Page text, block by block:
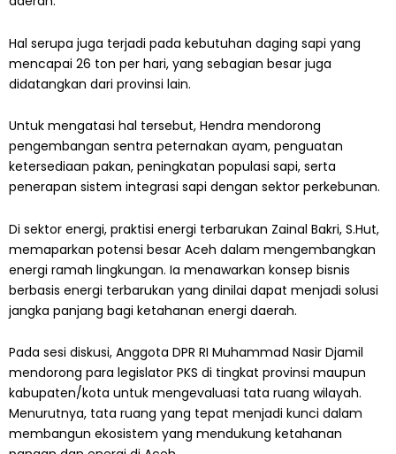
Hal serupa juga terjadi pada kebutuhan daging sapi yang
mencapai 26 ton per hari, yang sebagian besar juga
didatangkan dari provinsi lain.
Untuk mengatasi hal tersebut, Hendra mendorong
pengembangan sentra peternakan ayam, penguatan
ketersediaan pakan, peningkatan populasi sapi, serta
penerapan sistem integrasi sapi dengan sektor perkebunan.
Di sektor energi, praktisi energi terbarukan Zainal Bakri, S.Hut,
memaparkan potensi besar Aceh dalam mengembangkan
energi ramah lingkungan. Ia menawarkan konsep bisnis
berbasis energi terbarukan yang dinilai dapat menjadi solusi
jangka panjang bagi ketahanan energi daerah.
Pada sesi diskusi, Anggota DPR RI Muhammad Nasir Djamil
mendorong para legislator PKS di tingkat provinsi maupun
kabupaten/kota untuk mengevaluasi tata ruang wilayah.
Menurutnya, tata ruang yang tepat menjadi kunci dalam
membangun ekosistem yang mendukung ketahanan